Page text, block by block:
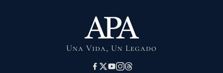
Una Vida, Un Legado